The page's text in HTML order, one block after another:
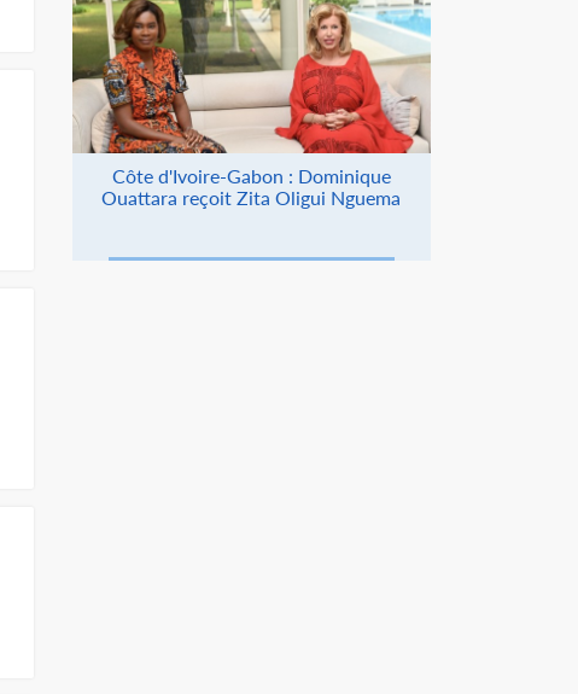
Côte d'Ivoire-Gabon : Dominique
Ouattara reçoit Zita Oligui Nguema